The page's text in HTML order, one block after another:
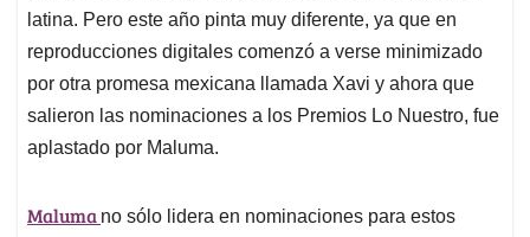
latina. Pero este año pinta muy diferente, ya que en
reproducciones digitales comenzó a verse minimizado
por otra promesa mexicana llamada Xavi y ahora que
salieron las nominaciones a los Premios Lo Nuestro, fue
aplastado por Maluma.
Maluma no sólo lidera en nominaciones para estos